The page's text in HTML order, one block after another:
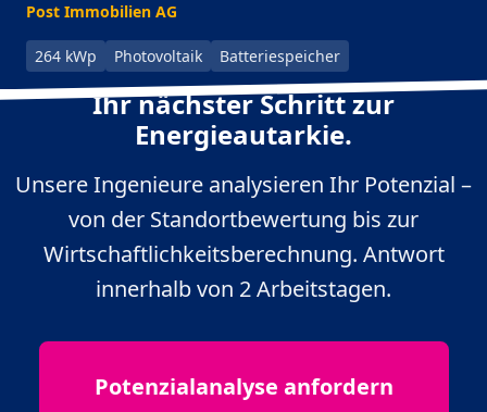
Post Immobilien AG
264 kWp Photovoltaik Batteriespeicher
Ihr nächster Schritt zur
Energieautarkie.
Unsere Ingenieure analysieren Ihr Potenzial –
von der Standortbewertung bis zur
Wirtschaftlichkeitsberechnung. Antwort
innerhalb von 2 Arbeitstagen.
Potenzialanalyse anfordern